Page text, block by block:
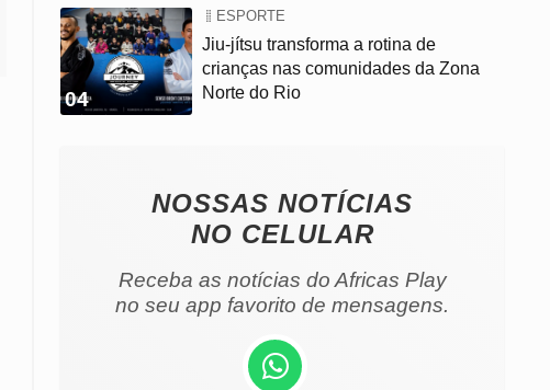
04
ESPORTE
Jiu-jítsu transforma a rotina de
crianças nas comunidades da Zona
Norte do Rio
NOSSAS NOTÍCIAS
NO CELULAR
Receba as notícias do Africas Play
no seu app favorito de mensagens.